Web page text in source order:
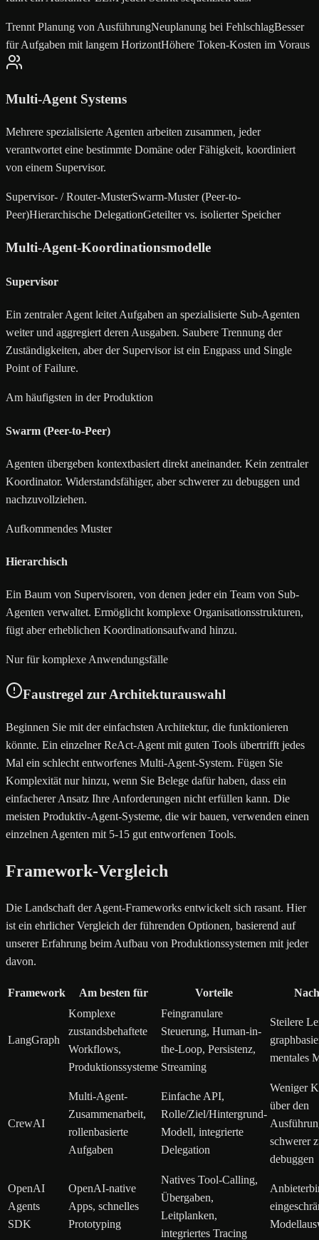
Trennt Planung von AusführungNeuplanung bei FehlschlagBesser
für Aufgaben mit langem HorizontHöhere Token-Kosten im Voraus
Multi-Agent Systems
Mehrere spezialisierte Agenten arbeiten zusammen, jeder
verantwortet eine bestimmte Domäne oder Fähigkeit, koordiniert
von einem Supervisor.
Supervisor- / Router-MusterSwarm-Muster (Peer-to-
Peer)Hierarchische DelegationGeteilter vs. isolierter Speicher
Multi-Agent-Koordinationsmodelle
Supervisor
Ein zentraler Agent leitet Aufgaben an spezialisierte Sub-Agenten
weiter und aggregiert deren Ausgaben. Saubere Trennung der
Zuständigkeiten, aber der Supervisor ist ein Engpass und Single
Point of Failure.
Am häufigsten in der Produktion
Swarm (Peer-to-Peer)
Agenten übergeben kontextbasiert direkt aneinander. Kein zentraler
Koordinator. Widerstandsfähiger, aber schwerer zu debuggen und
nachzuvollziehen.
Aufkommendes Muster
Hierarchisch
Ein Baum von Supervisoren, von denen jeder ein Team von Sub-
Agenten verwaltet. Ermöglicht komplexe Organisationsstrukturen,
fügt aber erheblichen Koordinationsaufwand hinzu.
Nur für komplexe Anwendungsfälle
Faustregel zur Architekturauswahl
Beginnen Sie mit der einfachsten Architektur, die funktionieren
könnte. Ein einzelner ReAct-Agent mit guten Tools übertrifft jedes
Mal ein schlecht entworfenes Multi-Agent-System. Fügen Sie
Komplexität nur hinzu, wenn Sie Belege dafür haben, dass ein
einfacherer Ansatz Ihre Anforderungen nicht erfüllen kann. Die
meisten Produktiv-Agent-Systeme, die wir bauen, verwenden einen
einzelnen Agenten mit 5-15 gut entworfenen Tools.
Framework-Vergleich
Die Landschaft der Agent-Frameworks entwickelt sich rasant. Hier
ist ein ehrlicher Vergleich der führenden Optionen, basierend auf
unserer Erfahrung beim Aufbau von Produktionssystemen mit jeder
davon.
Framework Am besten für Vorteile
LangGraph
Komplexe
zustandsbehaftete
Workflows,
Produktionssysteme
Feingranulare
Steuerung, Human-in-
the-Loop, Persistenz,
Streaming
Steilere
mentales
CrewAI
Multi-Agent-
Zusammenarbeit,
rollenbasierte
Aufgaben
Einfache API,
Rolle/Ziel/Hintergrund-
Modell, integrierte
Delegation
Weniger
über den
schwerer
debuggen
OpenAI
Agents
SDK
OpenAI-native
Apps, schnelles
Prototyping
Natives Tool-Calling,
Übergaben,
Leitplanken,
integriertes Tracing